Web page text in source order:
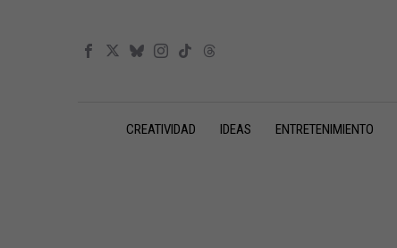
CREATIVIDAD IDEAS ENTRETENIMIENTO